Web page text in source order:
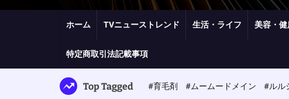
t
ホーム TVニューストレンド 生活・ライフ 美容・健
特定商取引法記載事項
Top Tagged #育毛剤 #ムームードメイン #ルル